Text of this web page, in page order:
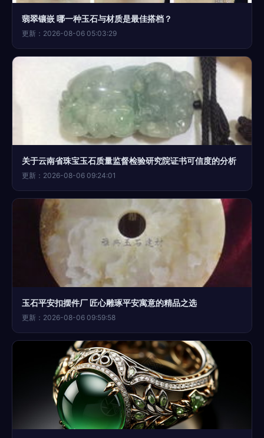
翡翠镶嵌 哪一种玉石与材质是最佳搭档？
更新：2026-08-06 05:03:29
关于云南省珠宝玉石质量监督检验研究院证书可信度的分析
更新：2026-08-06 09:24:01
玉石平安扣摆件厂 匠心雕琢平安寓意的精品之选
更新：2026-08-06 09:59:58